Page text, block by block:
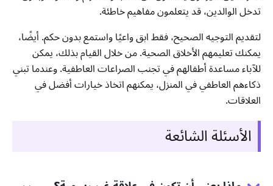
تدخل الوالدين، قد يتعلمون مفاهيم خاطئة.
لتقديم التوجيه الصحيح، فقط ابق واعيًا واستمع بدون حكم. أيضًا،
يمكنك تعليمهم الأخلاق الصحية. من خلال القيام بذلك، يمكن
للآباء مساعدة أطفالهم في تجنب الصراعات العاطفية. وعندما تبني
ذكاءهم العاطفي في المنزل، يمكنهم اتخاذ خيارات أفضل في
العلاقات.
الأسئلة الشائعة